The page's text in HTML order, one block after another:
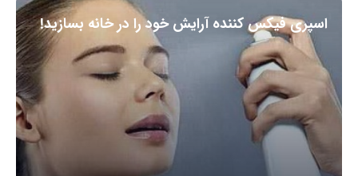
اسپری فیکس کننده آرایش خود را در خانه بسازید!